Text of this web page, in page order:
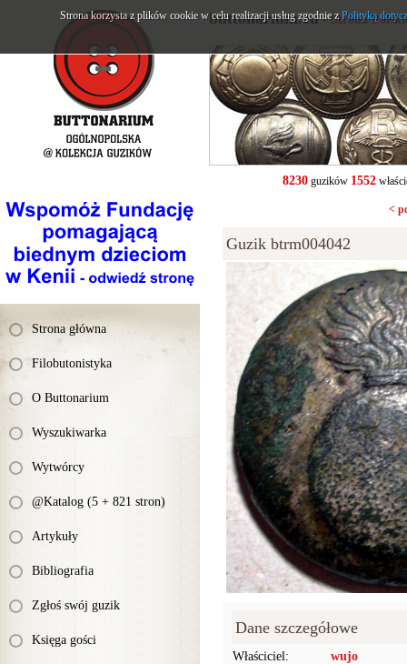
Strona główna
Filobutonistyka
O Buttonarium
Wyszukiwarka
Wytwórcy
@Katalog (5 + 821 stron)
Artykuły
Bibliografia
Zgłoś swój guzik
Księga gości
buttonarium.eu- Strona
8230guzików 1552
<
Guzik btrm004042
Dane szczegółowe
Właściciel:
wujo
Strona korzysta z plików cookie w celu realizacji usług zgodnie zPolityką